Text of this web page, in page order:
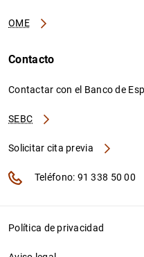
OME
Contacto
Contactar con el Banco de
SEBC
Solicitar cita previa
Teléfono: 91 338 50 00
Política de privacidad